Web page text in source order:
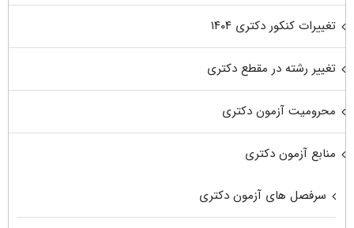
تغییرات کنکور دکتری ۱۴۰۴
تغییر رشته در مقطع دکتری
محرومیت آزمون دکتری
منابع آزمون دکتری
سرفصل های آزمون دکتری